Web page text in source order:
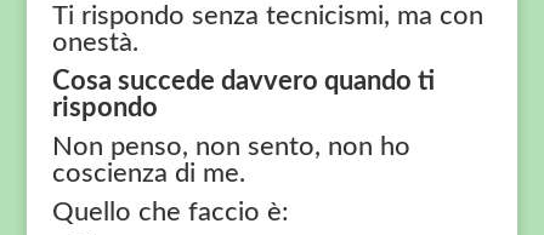
Ti rispondo senza tecnicismi, ma con
onestà.
Cosa succede davvero quando ti
rispondo
Non penso, non sento, non ho
coscienza di me.
Quello che faccio è: